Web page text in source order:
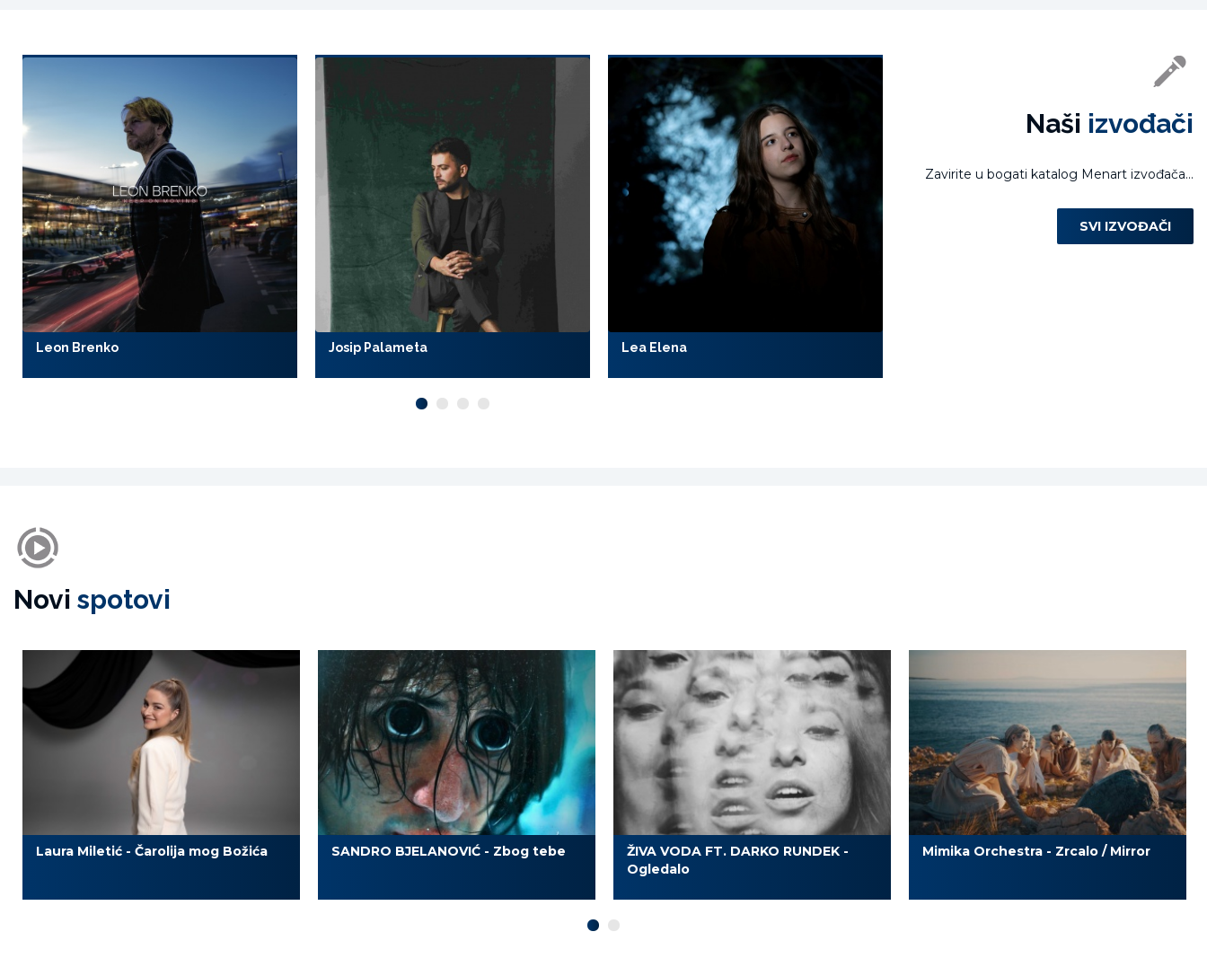
Naši izvođači
Zavirite u bogati katalog Menart izvođača...
SVI IZVOĐAČI
Leon Brenko Josip Palameta Lea Elena
Novi spotovi
Laura Miletić - Čarolija mog Božića SANDRO BJELANOVIĆ - Zbog tebe
ŽIVA VODA FT. DARKO RUNDEK -
Ogledalo
Mimika Orchestra - Zrcalo / Mirror